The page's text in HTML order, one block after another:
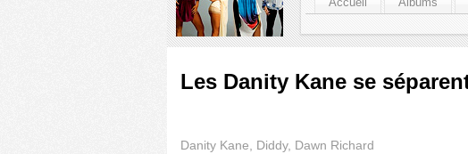
Les Danity Kane se
Danity Kane, Diddy, Dawn Richard